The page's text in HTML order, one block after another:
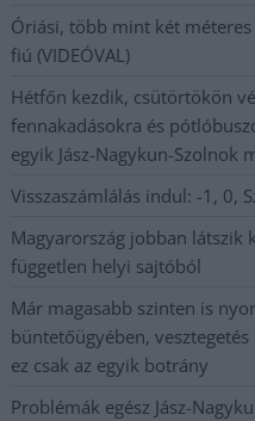
Óriási, több mint két
fiú (VIDEÓVAL)
Hétfőn kezdik, csütörtökön
fennakadásokra és
egyik Jász-Nagykun-Szolnok
Visszaszámlálás indul: -1, 0,
Magyarország jobban látszik
független helyi sajtóból
Már magasabb szinten is
büntetőügyében,
ez csak az egyik botrány
Problémák egész Jász-